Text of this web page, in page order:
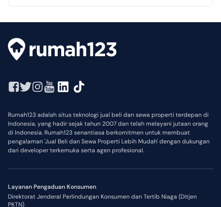
Rumah123 adalah situs teknologi jual beli dan sewa properti terdepan di
Indonesia, yang hadir sejak tahun 2007 dan telah melayani jutaan orang
di Indonesia. Rumah123 senantiasa berkomitmen untuk membuat
pengalaman 'Jual Beli dan Sewa Properti Lebih Mudah' dengan dukungan
dari developer terkemuka serta agen profesional.
Layanan Pengaduan Konsumen
Direktorat Jenderal Perlindungan Konsumen dan Tertib Niaga (Ditjen
PKTN)